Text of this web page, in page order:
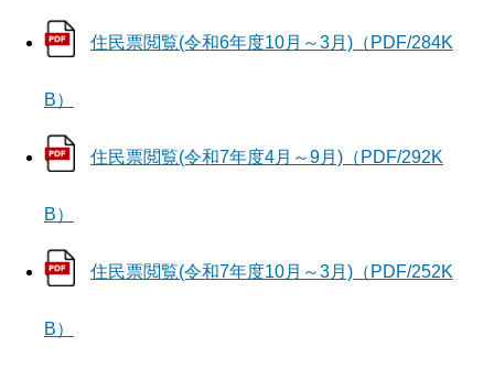
住民票閲覧(令和6年度10月～3月)（PDF/284K
B）
住民票閲覧(令和7年度4月～9月)（PDF/292K
B）
住民票閲覧(令和7年度10月～3月)（PDF/252K
B）